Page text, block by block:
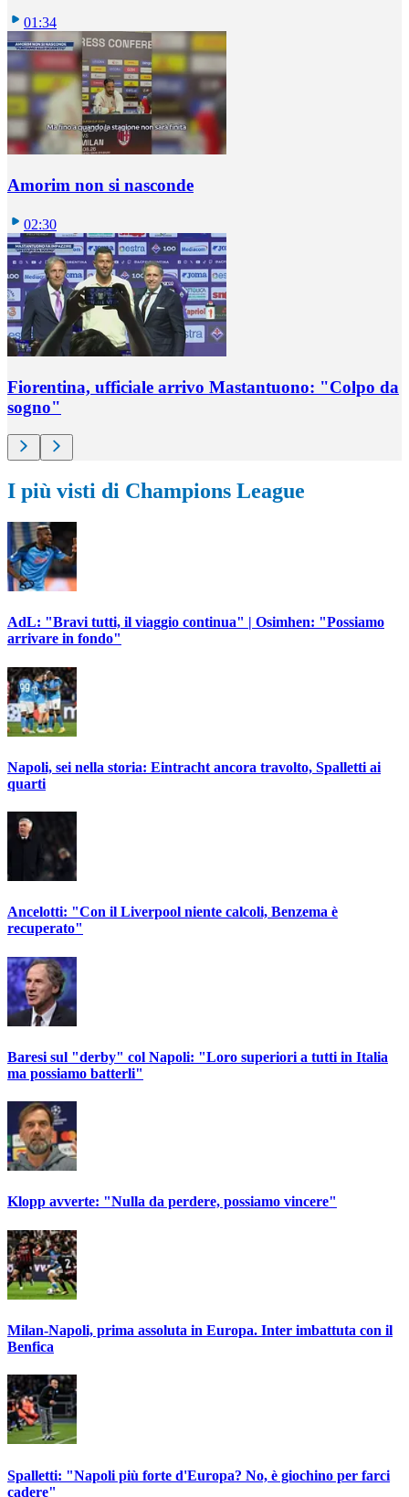
01:34
Amorim non si nasconde
02:30
Fiorentina, ufficiale arrivo Mastantuono: "Colpo da
sogno"
I più visti di Champions League
AdL: "Bravi tutti, il viaggio continua" | Osimhen: "Possiamo
arrivare in fondo"
Napoli, sei nella storia: Eintracht ancora travolto, Spalletti ai
quarti
Ancelotti: "Con il Liverpool niente calcoli, Benzema è
recuperato"
Baresi sul "derby" col Napoli: "Loro superiori a tutti in Italia
ma possiamo batterli"
Klopp avverte: "Nulla da perdere, possiamo vincere"
Milan-Napoli, prima assoluta in Europa. Inter imbattuta con il
Benfica
Spalletti: "Napoli più forte d'Europa? No, è giochino per farci
cadere"